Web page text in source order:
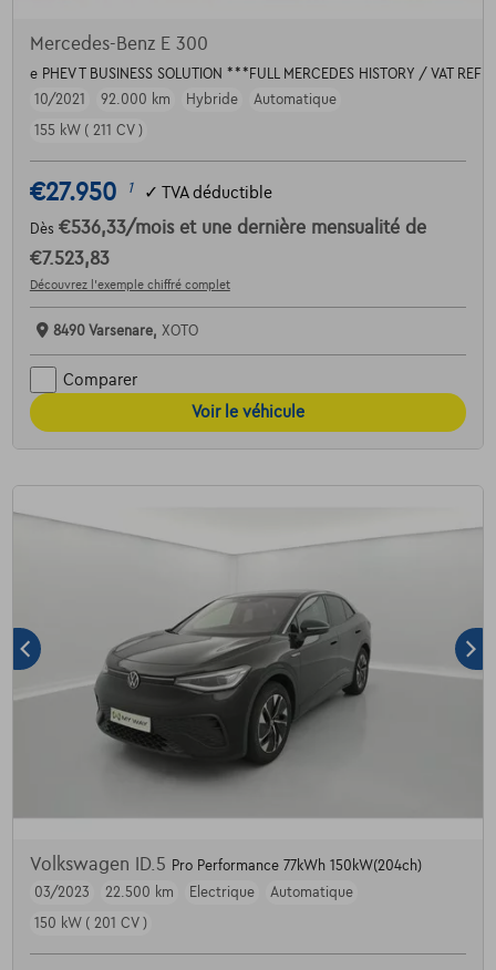
Mercedes-Benz E 300
e PHEV T BUSINESS SOLUTION ***FULL MERCEDES HISTORY / VAT
10/2021
92.000 km Hybride
Automatique
155 kW ( 211 CV )
€27.950 1 ✓ TVA déductible
Dès €536,33/mois et une dernière mensualité de
€7.523,83
Découvrez l’exemple chiffré complet
8490 Varsenare, XOTO
Comparer
Voir le véhicule
Volkswagen ID.5 Pro Performance 77kWh 150kW(204ch)
03/2023
22.500 km Electrique
Automatique
150 kW ( 201 CV )